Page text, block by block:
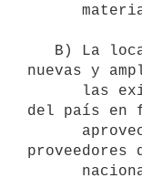
nuevas y
del país en